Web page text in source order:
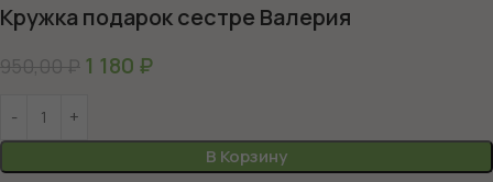
Кружка подарок сестре Валерия
950,00₽ 1 180 ₽
В Корзину